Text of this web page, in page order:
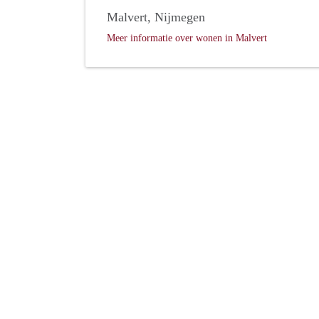
Malvert, Nijmegen
Meer informatie over wonen in Malvert